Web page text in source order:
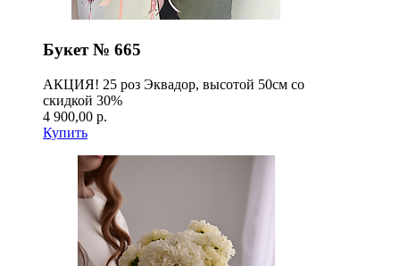
Букет № 665
АКЦИЯ! 25 роз Эквадор, высотой 50см со
скидкой 30%
4 900,00 р.
Купить